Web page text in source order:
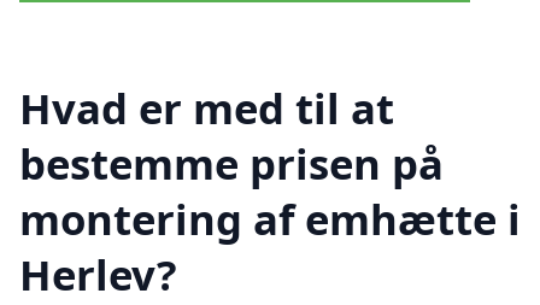
Hvad er med til at
bestemme prisen på
montering af emhætte i
Herlev?